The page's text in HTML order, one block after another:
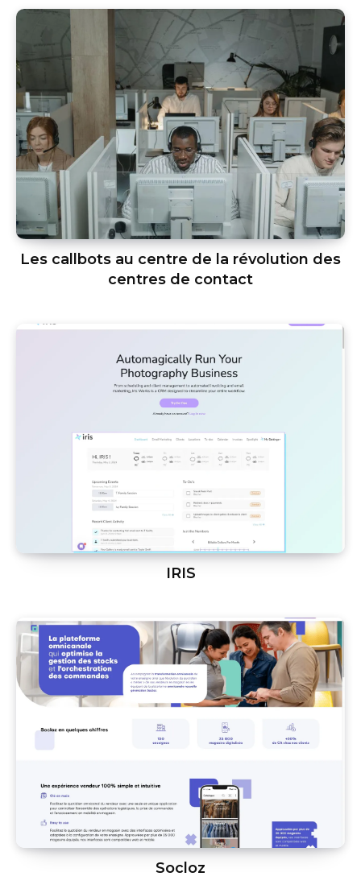
Les callbots au centre de la révolution des
centres de contact
IRIS
Socloz